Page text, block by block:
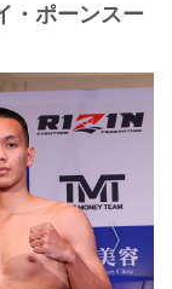
・ポーンスー